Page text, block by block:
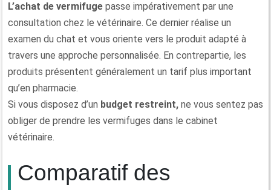
L’achat de vermifuge passe impérativement par une
consultation chez le vétérinaire. Ce dernier réalise un
examen du chat et vous oriente vers le produit adapté à
travers une approche personnalisée. En contrepartie, les
produits présentent généralement un tarif plus important
qu’en pharmacie.
Si vous disposez d’un budget restreint, ne vous sentez pas
obliger de prendre les vermifuges dans le cabinet
vétérinaire.
Comparatif des